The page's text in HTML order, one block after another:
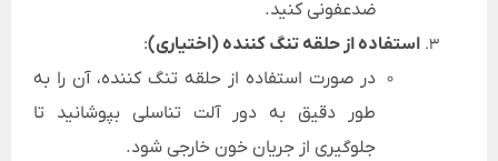
ضدعفونی کنید.
استفاده از حلقه تنگ کننده (اختیاری):
در صورت استفاده از حلقه تنگ کننده، آن را به
طور دقیق به دور آلت تناسلی بپوشانید تا
جلوگیری از جریان خون خارجی شود.